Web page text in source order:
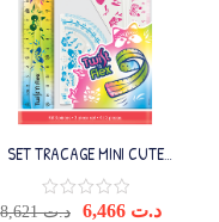
SET TRACAGE MINI CUTE
TWISTNFLEX 3PCS
د.ت8,621 د.ت